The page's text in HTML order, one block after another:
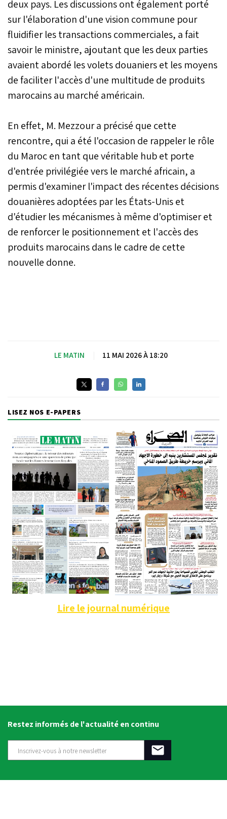
deux pays. Les discussions ont également porté
sur l'élaboration d'une vision commune pour
fluidifier les transactions commerciales, a fait
savoir le ministre, ajoutant que les deux parties
avaient abordé les volets douaniers et les moyens
de faciliter l'accès d'une multitude de produits
marocains au marché américain.
En effet, M. Mezzour a précisé que cette
rencontre, qui a été l'occasion de rappeler le rôle
du Maroc en tant que véritable hub et porte
d'entrée privilégiée vers le marché africain, a
permis d'examiner l'impact des récentes décisions
douanières adoptées par les États-Unis et
d'étudier les mécanismes à même d'optimiser et
de renforcer le positionnement et l'accès des
produits marocains dans le cadre de cette
nouvelle donne.
LE MATIN 11 MAI 2026 À 18:20
LISEZ NOS E-PAPERS
Lire le journal numérique
Restez informés de l'actualité en continu